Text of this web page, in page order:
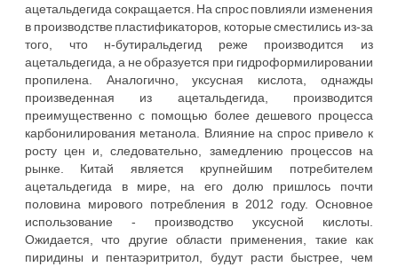
ацетальдегида сокращается. На спрос повлияли изменения
в производстве пластификаторов, которые сместились из-за
того, что н-бутиральдегид реже производится из
ацетальдегида, а не образуется при гидроформилировании
пропилена. Аналогично, уксусная кислота, однажды
произведенная из ацетальдегида, производится
преимущественно с помощью более дешевого процесса
карбонилирования метанола. Влияние на спрос привело к
росту цен и, следовательно, замедлению процессов на
рынке. Китай является крупнейшим потребителем
ацетальдегида в мире, на его долю пришлось почти
половина мирового потребления в 2012 году. Основное
использование - производство уксусной кислоты.
Ожидается, что другие области применения, такие как
пиридины и пентаэритритол, будут расти быстрее, чем